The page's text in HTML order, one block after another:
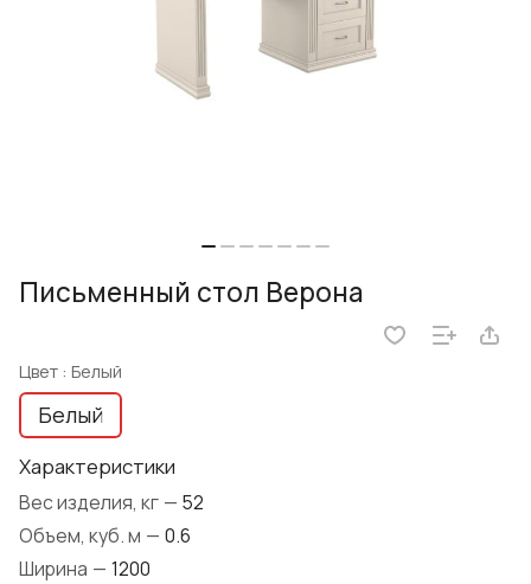
Письменный стол Верона
Цвет : Белый
Белый
Характеристики
Вес изделия, кг — 52
Объем, куб. м — 0.6
Ширина — 1200